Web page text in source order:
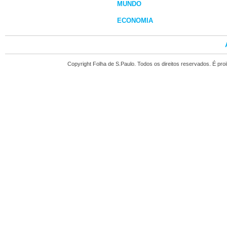
MUNDO
ECONOMIA
Copyright Folha de S.Paulo. Todos os direitos reservados. É